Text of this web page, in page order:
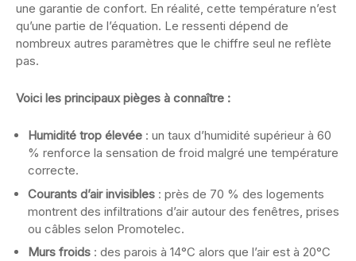
une garantie de confort. En réalité, cette température n’est
qu’une partie de l’équation. Le ressenti dépend de
nombreux autres paramètres que le chiffre seul ne reflète
pas.
Voici les principaux pièges à connaître :
Humidité trop élevée : un taux d’humidité supérieur à 60
% renforce la sensation de froid malgré une température
correcte.
Courants d’air invisibles : près de 70 % des logements
montrent des infiltrations d’air autour des fenêtres, prises
ou câbles selon Promotelec.
Murs froids : des parois à 14°C alors que l’air est à 20°C